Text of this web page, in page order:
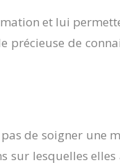
et lui
de
de soigner une
sur lesquelles